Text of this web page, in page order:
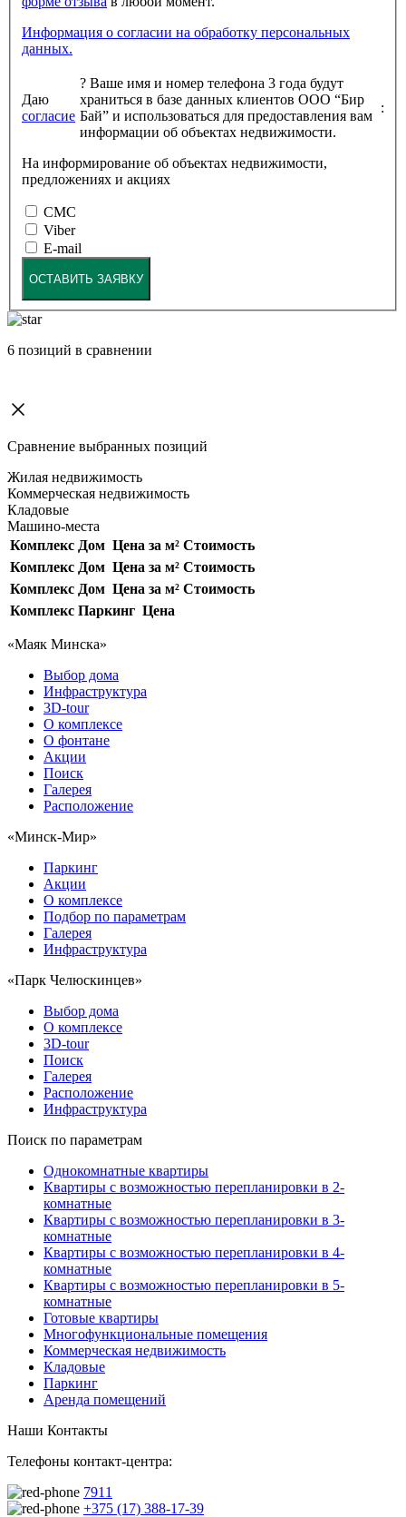
Информация о согласии на обработку персональных
данных.
Даю
согласие
? Ваше имя и номер телефона 3 года будут
храниться в базе данных клиентов ООО “Бир
Бай” и использоваться для предоставления вам
информации об объектах недвижимости.
:
На информирование об объектах недвижимости,
предложениях и акциях
СМС
Viber
E-mail
ОСТАВИТЬ ЗАЯВКУ
6 позиций в сравнении
Сравнение выбранных позиций
Жилая недвижимость
Коммерческая недвижимость
Кладовые
Машино-места
Комплекс Дом Цена за м² Стоимость
Комплекс Дом Цена за м² Стоимость
Комплекс Дом Цена за м² Стоимость
Комплекс Паркинг Цена
«Маяк Минска»
Выбор дома
Инфраструктура
3D-tour
О комплексе
О фонтане
Акции
Поиск
Галерея
Расположение
«Минск-Мир»
Паркинг
Акции
О комплексе
Подбор по параметрам
Галерея
Инфраструктура
«Парк Челюскинцев»
Выбор дома
О комплексе
3D-tour
Поиск
Галерея
Расположение
Инфраструктура
Поиск по параметрам
Однокомнатные квартиры
Квартиры с возможностью перепланировки в 2-
комнатные
Квартиры с возможностью перепланировки в 3-
комнатные
Квартиры с возможностью перепланировки в 4-
комнатные
Квартиры с возможностью перепланировки в 5-
комнатные
Готовые квартиры
Многофункциональные помещения
Коммерческая недвижимость
Кладовые
Паркинг
Аренда помещений
Наши Контакты
Телефоны контакт-центра:
7911
+375 (17) 388-17-39